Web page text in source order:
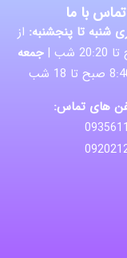
تماس با ما
شنبه تا پنجشنبه: از
جمعه
های تماس: